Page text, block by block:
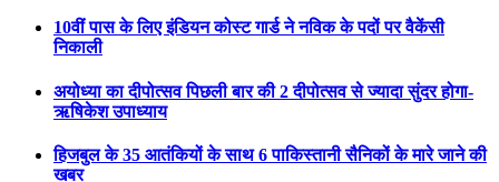
10वीं पास के लिए इंडियन कोस्ट गार्ड ने नविक के पदों पर वैकेंसी
निकाली
अयोध्या का दीपोत्सव पिछली बार की 2 दीपोत्सव से ज्यादा सुंदर होगा-
ऋषिकेश उपाध्याय
हिजबुल के 35 आतंकियों के साथ 6 पाकिस्तानी सैनिकों के मारे जाने की
खबर